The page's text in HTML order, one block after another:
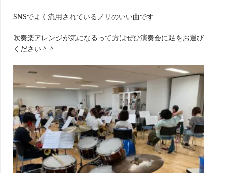
SNSでよく流用されているノリのいい曲です
吹奏楽アレンジが気になるって方はぜひ演奏会に足をお運び
ください＾＾